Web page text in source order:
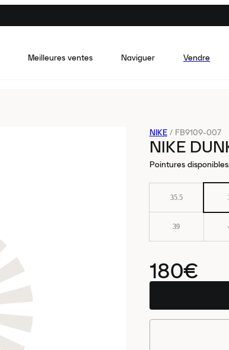
Meilleures ventes Naviguer Vendre
NIKE / FB9109-007
NIKE
Pointures disponibles
35.5
39
180€